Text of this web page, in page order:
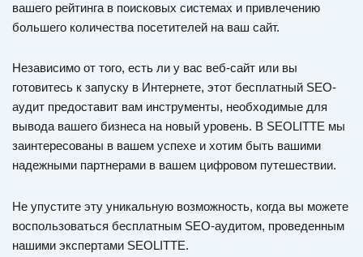
вашего рейтинга в поисковых системах и привлечению
большего количества посетителей на ваш сайт.
Независимо от того, есть ли у вас веб-сайт или вы
готовитесь к запуску в Интернете, этот бесплатный SEO-
аудит предоставит вам инструменты, необходимые для
вывода вашего бизнеса на новый уровень. В SEOLITTE мы
заинтересованы в вашем успехе и хотим быть вашими
надежными партнерами в вашем цифровом путешествии.
Не упустите эту уникальную возможность, когда вы можете
воспользоваться бесплатным SEO-аудитом, проведенным
нашими экспертами SEOLITTE.